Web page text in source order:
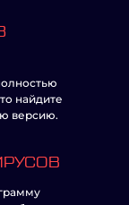
найдите
версию.